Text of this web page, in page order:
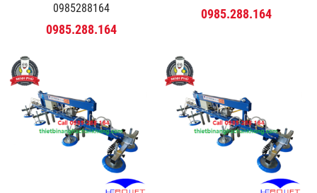
0985288164
0985.288.164
0985.288.164